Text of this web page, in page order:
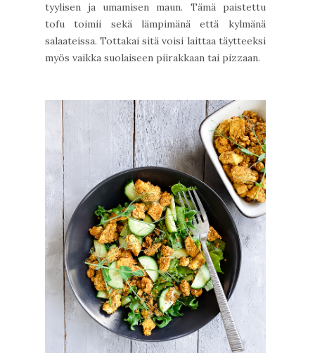
tyylisen ja umamisen maun. Tämä paistettu
tofu toimii sekä lämpimänä että kylmänä
salaateissa. Tottakai sitä voisi laittaa täytteeksi
myös vaikka suolaiseen piirakkaan tai pizzaan.